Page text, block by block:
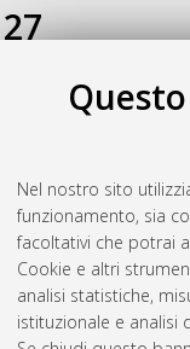
Nel nostro sito
funzionamento, sia
facoltativi che potrai
Cookie e altri
analisi statistiche,
istituzionale e analisi
27
Righetto,
e giardinaggio a fini
[Dissertation
Bologna. Dottorato
ambientali e
10.6092/unibo/
Questa lista e'